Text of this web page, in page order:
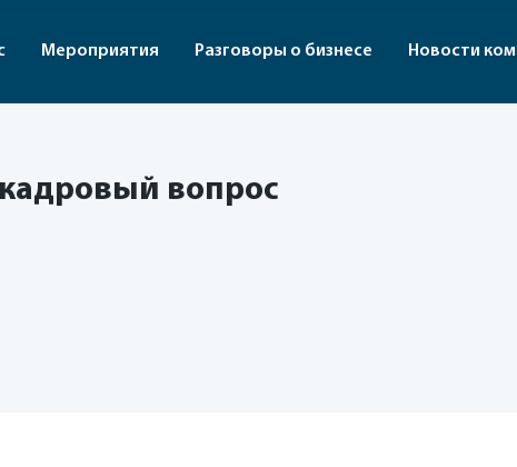
Мероприятия Разговоры о бизнесе Новости
кадровый вопрос